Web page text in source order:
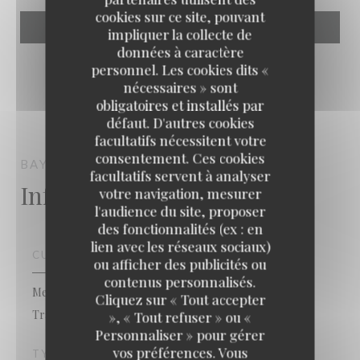
cookies sur ce site, pouvant
impliquer la collecte de
données à caractère
personnel. Les cookies dits «
nécessaires » sont
obligatoires et installés par
défaut. D'autres cookies
facultatifs nécessitent votre
consentement. Ces cookies
facultatifs servent à analyser
votre navigation, mesurer
l'audience du site, proposer
des fonctionnalités (ex : en
lien avec les réseaux sociaux)
ou afficher des publicités ou
contenus personnalisés.
Cliquez sur « Tout accepter
», « Tout refuser » ou «
Personnaliser » pour gérer
vos préférences. Vous
BAYROUTIRESTAURANT LIBANAIS
Infos pratiques
CUISINE
Meditérranéenne , Fait maison, Produits frais, Cuisine
Traditionnelle
TYPE DE RESTAURANT